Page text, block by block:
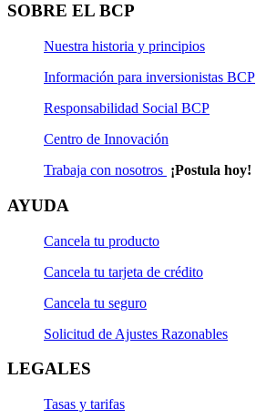
SOBRE EL BCP
Nuestra historia y principios
Información para inversionistas BCP
Responsabilidad Social BCP
Centro de Innovación
Trabaja con nosotros ¡Postula hoy!
AYUDA
Cancela tu producto
Cancela tu tarjeta de crédito
Cancela tu seguro
Solicitud de Ajustes Razonables
LEGALES
Tasas y tarifas